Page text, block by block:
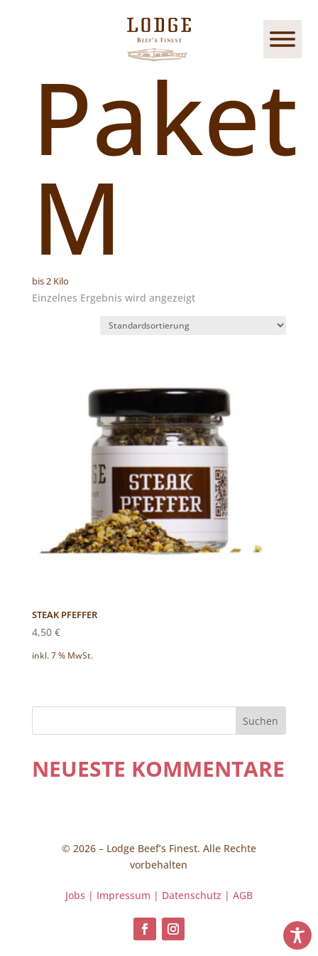
/ Produkt-Versandklassen / Paket M
Paket
M
bis 2 Kilo
Einzelnes Ergebnis wird angezeigt
STEAK PFEFFER
4,50 €
inkl. 7 % MwSt.
NEUESTE KOMMENTARE
© 2026 – Lodge Beef’s Finest. Alle Rechte
vorbehalten
Jobs | Impressum | Datenschutz | AGB